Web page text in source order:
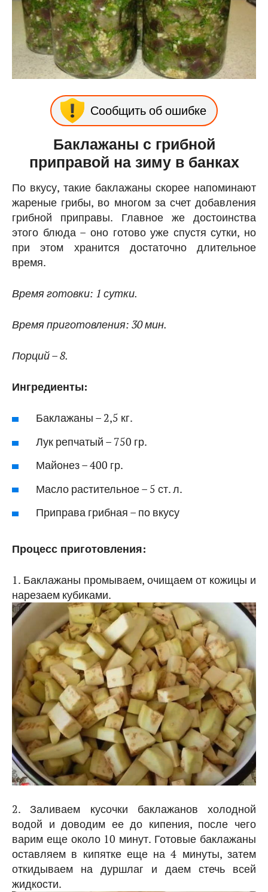
Сообщить об ошибке
Баклажаны с грибной
приправой на зиму в банках
По вкусу, такие баклажаны скорее напоминают
жареные грибы, во многом за счет добавления
грибной приправы. Главное же достоинства
этого блюда – оно готово уже спустя сутки, но
при этом хранится достаточно длительное
время.
Время готовки: 1 сутки.
Время приготовления: 30 мин.
Порций – 8.
Ингредиенты:
Баклажаны – 2,5 кг.
Лук репчатый – 750 гр.
Майонез – 400 гр.
Масло растительное – 5 ст. л.
Приправа грибная – по вкусу
Процесс приготовления:
1. Баклажаны промываем, очищаем от кожицы и
нарезаем кубиками.
2. Заливаем кусочки баклажанов холодной
водой и доводим ее до кипения, после чего
варим еще около 10 минут. Готовые баклажаны
оставляем в кипятке еще на 4 минуты, затем
откидываем на дуршлаг и даем стечь всей
жидкости.